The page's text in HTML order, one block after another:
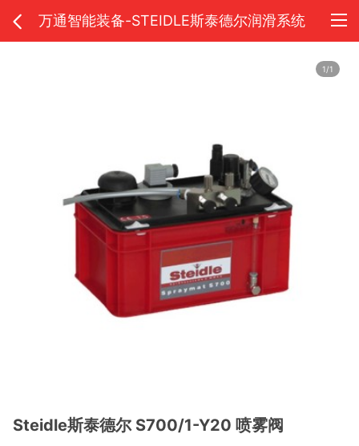
万通智能装备-STEIDLE斯泰德尔润滑系统
1/1
Steidle斯泰德尔 S700/1-Y20 喷雾阀